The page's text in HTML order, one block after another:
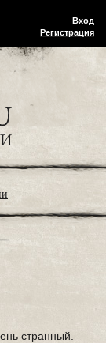
Вход
Регистрация
странный.